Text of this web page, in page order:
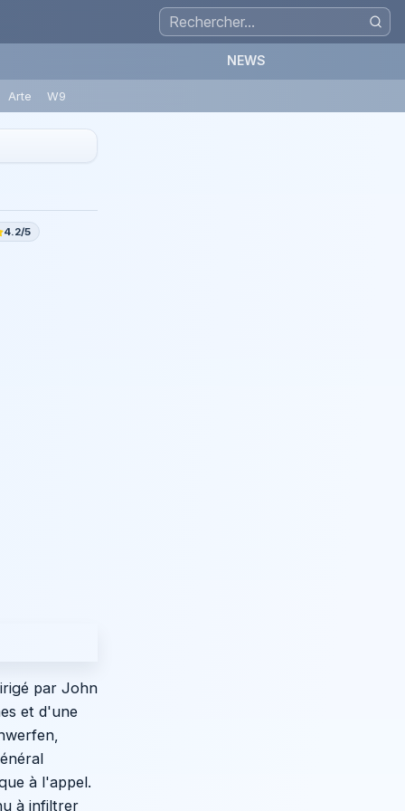
NEWS
Arte W9
4.2/5
par John
et d'une
à l'appel.
à infiltrer